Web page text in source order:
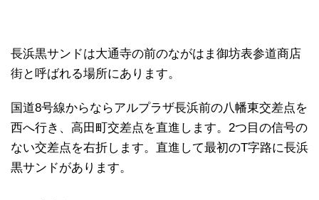
長浜黒サンドは大通寺の前のながはま御坊表参道商店
街と呼ばれる場所にあります。
国道8号線からならアルプラザ長浜前の八幡東交差点を
西へ行き、高田町交差点を直進します。2つ目の信号の
ない交差点を右折します。直進して最初のT字路に長浜
黒サンドがあります。